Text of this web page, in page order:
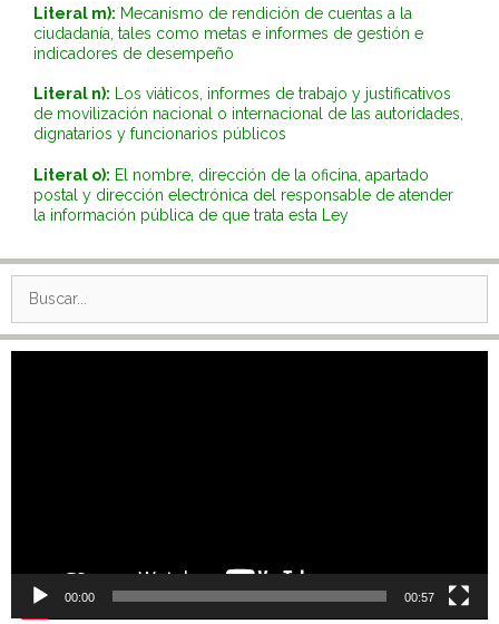
Literal m): Mecanismo de rendición de cuentas a la
ciudadanía, tales como metas e informes de gestión e
indicadores de desempeño
Literal n): Los viáticos, informes de trabajo y justificativos
de movilización nacional o internacional de las autoridades,
dignatarios y funcionarios públicos
Literal o): El nombre, dirección de la oficina, apartado
postal y dirección electrónica del responsable de atender
la información pública de que trata esta Ley
Buscar:
00:00 00:57